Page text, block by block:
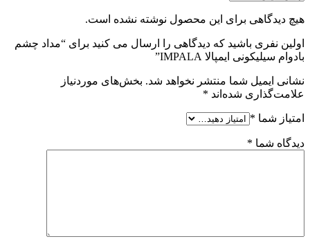
هیچ دیدگاهی برای این محصول نوشته نشده است.
اولین نفری باشید که دیدگاهی را ارسال می کنید برای “مداد چشم
بادوام سیلیکونی ایمپالا IMPALA”
نشانی ایمیل شما منتشر نخواهد شد. بخش‌های موردنیاز
علامت‌گذاری شده‌اند *
امتیاز شما *
دیدگاه شما *